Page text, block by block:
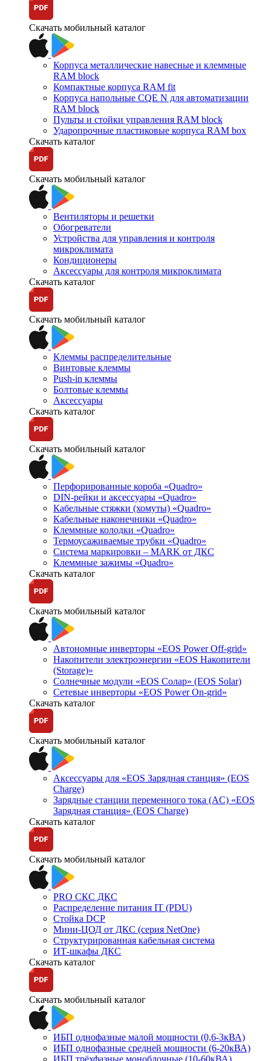
Скачать мобильный каталог
Корпуса металлические навесные и клеммные
RAM block
Компактные корпуса RAM fit
Корпуса напольные CQE N для автоматизации
RAM block
Пульты и стойки управления RAM block
Ударопрочные пластиковые корпуса RAM box
Скачать каталог
Скачать мобильный каталог
Вентиляторы и решетки
Обогреватели
Устройства для управления и контроля
микроклимата
Кондиционеры
Аксессуары для контроля микроклимата
Скачать каталог
Скачать мобильный каталог
Клеммы распределительные
Винтовые клеммы
Push-in клеммы
Болтовые клеммы
Аксессуары
Скачать каталог
Скачать мобильный каталог
Перфорированные короба «Quadro»
DIN-рейки и аксессуары «Quadro»
Кабельные стяжки (хомуты) «Quadro»
Кабельные наконечники «Quadro»
Клеммные колодки «Quadro»
Термоусаживаемые трубки «Quadro»
Система маркировки – MARK от ДКС
Клеммные зажимы «Quadro»
Скачать каталог
Скачать мобильный каталог
Автономные инверторы «EOS Power Off-grid»
Накопители электроэнергии «EOS Накопители
(Storage)»
Солнечные модули «EOS Солар» (EOS Solar)
Сетевые инверторы «EOS Power On-grid»
Скачать каталог
Скачать мобильный каталог
Аксессуары для «EOS Зарядная станция» (EOS
Charge)
Зарядные станции переменного тока (AC) «EOS
Зарядная станция» (EOS Charge)
Скачать каталог
Скачать мобильный каталог
PRO СКС ДКС
Распределение питания IT (PDU)
Стойка DCP
Мини-ЦОД от ДКС (серия NetOne)
Структурированная кабельная система
ИТ-шкафы ДКС
Скачать каталог
Скачать мобильный каталог
ИБП однофазные малой мощности (0,6-3кВА)
ИБП однофазные средней мощности (6-20кВА)
ИБП трёхфазные моноблочные (10-60кВА)